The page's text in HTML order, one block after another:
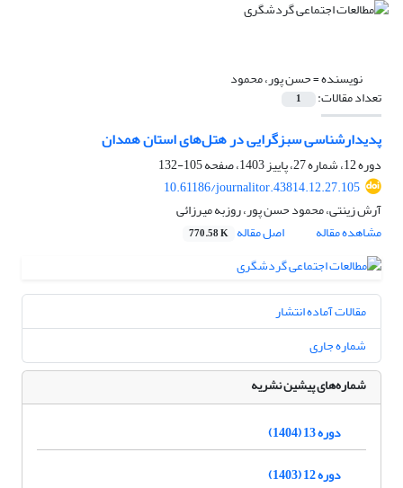
نویسنده =حسن پور، محمود
تعداد مقالات: 1
پدیدارشناسی سبزگرایی در هتل‌های استان همدان
دوره 12، شماره 27، پاییز 1403، صفحه
105-132
10.61186/journalitor.43814.12.27.105
آرش زینتی، محمود حسن پور، روزبه میرزائی
مشاهده مقاله
اصل مقاله 770.58 K
مقالات آماده انتشار
شماره جاری
شماره‌های پیشین نشریه
دوره 13 (1404)
دوره 12 (1403)